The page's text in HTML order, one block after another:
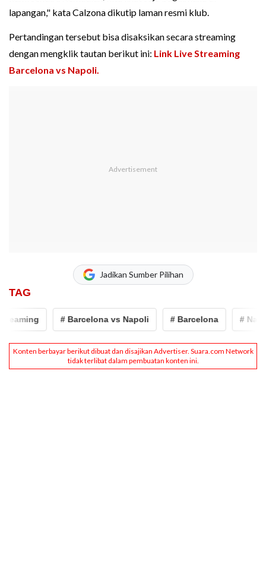
lapangan," kata Calzona dikutip laman resmi klub.
Pertandingan tersebut bisa disaksikan secara streaming
dengan mengklik tautan berikut ini: Link Live Streaming
Barcelona vs Napoli.
Jadikan Sumber Pilihan
TAG
# Barcelona vs Napoli # Barcelona # Napoli